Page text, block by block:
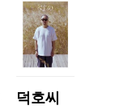
덕호씨